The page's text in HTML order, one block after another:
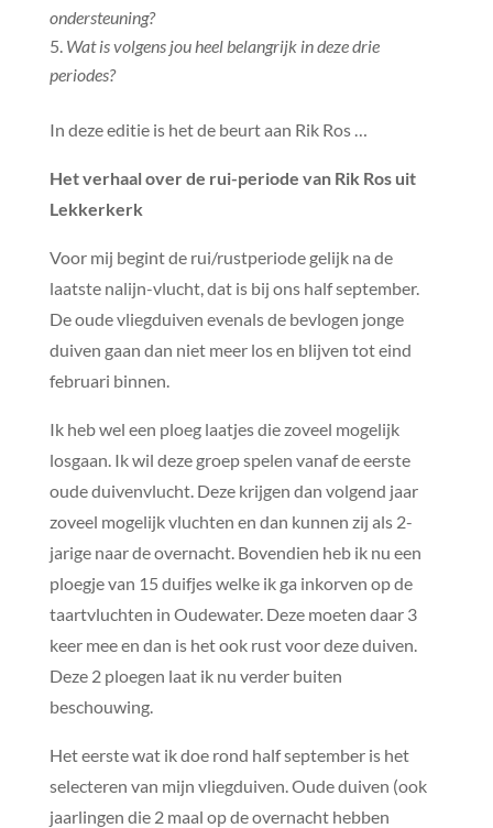
ondersteuning?
Wat is volgens jou heel belangrijk in deze drie
periodes?
In deze editie is het de beurt aan Rik Ros …
Het verhaal over de rui-periode van Rik Ros uit
Lekkerkerk
Voor mij begint de rui/rustperiode gelijk na de
laatste nalijn-vlucht, dat is bij ons half september.
De oude vliegduiven evenals de bevlogen jonge
duiven gaan dan niet meer los en blijven tot eind
februari binnen.
Ik heb wel een ploeg laatjes die zoveel mogelijk
losgaan. Ik wil deze groep spelen vanaf de eerste
oude duivenvlucht. Deze krijgen dan volgend jaar
zoveel mogelijk vluchten en dan kunnen zij als 2-
jarige naar de overnacht. Bovendien heb ik nu een
ploegje van 15 duifjes welke ik ga inkorven op de
taartvluchten in Oudewater. Deze moeten daar 3
keer mee en dan is het ook rust voor deze duiven.
Deze 2 ploegen laat ik nu verder buiten
beschouwing.
Het eerste wat ik doe rond half september is het
selecteren van mijn vliegduiven. Oude duiven (ook
jaarlingen die 2 maal op de overnacht hebben